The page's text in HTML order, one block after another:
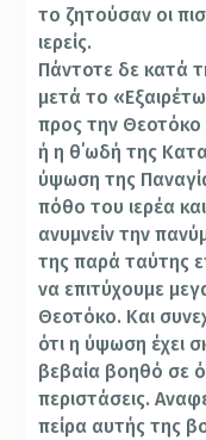
το ζητούσαν οι
ιερείς.
Πάντοτε δε κατά
μετά το
προς την
ή η θ΄ωδή της
ύψωση της
πόθο του ιερέα
ανυμνείν την
της παρά ταύτης
να επιτύχουμε
Θεοτόκο. Και
ότι η ύψωση έχει
βεβαία βοηθό σε
περιστάσεις.
πείρα αυτής της